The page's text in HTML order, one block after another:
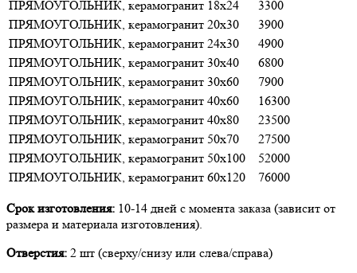
ПРЯМОУГОЛЬНИК, керамогранит 18х24
3300
ПРЯМОУГОЛЬНИК, керамогранит 20х30
3900
ПРЯМОУГОЛЬНИК, керамогранит 24х30
4900
ПРЯМОУГОЛЬНИК, керамогранит 30х40
6800
ПРЯМОУГОЛЬНИК, керамогранит 30х60
7900
ПРЯМОУГОЛЬНИК, керамогранит 40х60
16300
ПРЯМОУГОЛЬНИК, керамогранит 40х80
23500
ПРЯМОУГОЛЬНИК, керамогранит 50х70
27500
ПРЯМОУГОЛЬНИК, керамогранит 50х100
52000
ПРЯМОУГОЛЬНИК, керамогранит 60х120 76000
Срок изготовления: 10-14 дней с момента заказа (зависит от
размера и материала изготовления).
Отверстия: 2 шт (сверху/снизу или слева/справа)